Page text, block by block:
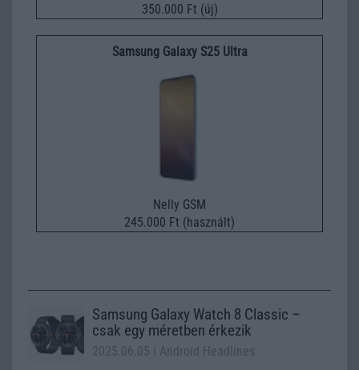
350.000 Ft (új)
Samsung Galaxy S25 Ultra
Nelly GSM
245.000 Ft (használt)
Samsung Galaxy Watch 8 Classic –
csak egy méretben érkezik
2025.06.05
| Android Headlines